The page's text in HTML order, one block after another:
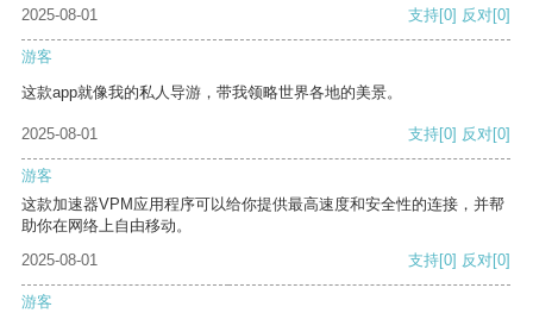
2025-08-01
支持[0] 反对[0]
游客
这款app就像我的私人导游，带我领略世界各地的美景。
2025-08-01 支持[0] 反对[0]
游客
这款加速器VPM应用程序可以给你提供最高速度和安全性的连接，并帮
助你在网络上自由移动。
2025-08-01
支持[0] 反对[0]
游客